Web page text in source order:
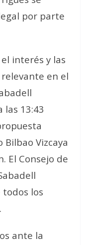
por parte
interés y las
en el
las 13:43
Vizcaya
El Consejo de
los
ante la